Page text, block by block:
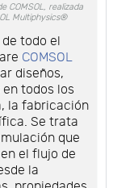
COMSOL, realizada
Multiphysics®
todo el
COMSOL
diseños,
todos los
la fabricación
Se trata
que
el flujo de
la